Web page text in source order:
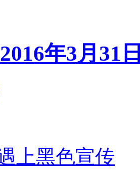
年3月31
上黑色宣传